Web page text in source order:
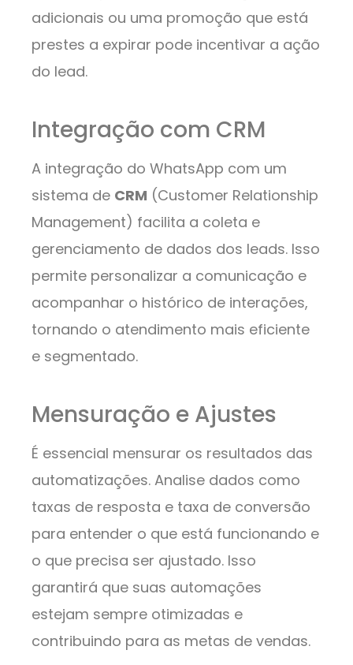
adicionais ou uma promoção que está
prestes a expirar pode incentivar a ação
do lead.
Integração com CRM
A integração do WhatsApp com um
sistema de CRM (Customer Relationship
Management) facilita a coleta e
gerenciamento de dados dos leads. Isso
permite personalizar a comunicação e
acompanhar o histórico de interações,
tornando o atendimento mais eficiente
e segmentado.
Mensuração e Ajustes
É essencial mensurar os resultados das
automatizações. Analise dados como
taxas de resposta e taxa de conversão
para entender o que está funcionando e
o que precisa ser ajustado. Isso
garantirá que suas automações
estejam sempre otimizadas e
contribuindo para as metas de vendas.